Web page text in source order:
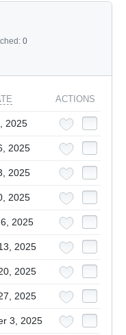
0
ACTIONS
2025
2025
2025
2025
2025
2025
2025
2025
3, 2025